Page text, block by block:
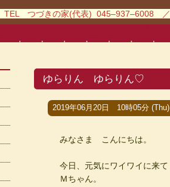
TEL つづきの家(代表) 045–937–6008
ゆらりん ゆらりん♡
2019年06月20日 10時05分 (Thu)
みなさま こんにちは。
今日、元気にワイワイに来
Ｍちゃん。